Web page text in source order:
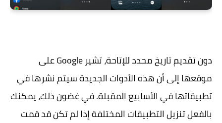
دون تقديم تاريخ محدد للإتاحة، تشير Google على
موقعها إلى أن هذه الأدوات الجديدة سيتم نشرها في
تطبيقاتها في الأسابيع المقبلة. في غضون ذلك، يمكنك
بالفعل تنزيل التطبيقات المختلفة إذا لم تكن قد قمت